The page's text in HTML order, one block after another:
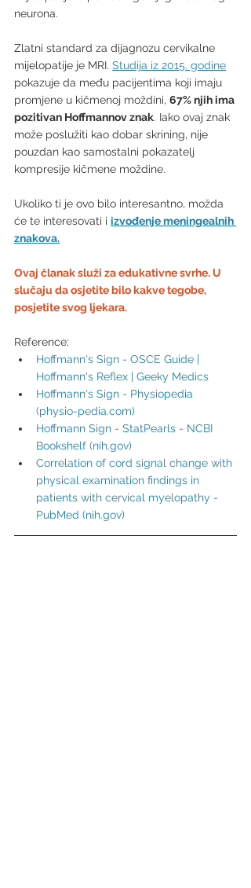
neurona.
Zlatni standard za dijagnozu cervikalne
mijelopatije je MRI. Studija iz 2015. godine
pokazuje da među pacijentima koji imaju
promjene u kičmenoj moždini, 67% njih ima
pozitivan Hoffmannov znak. Iako ovaj znak
može poslužiti kao dobar skrining, nije
pouzdan kao samostalni pokazatelj
kompresije kičmene moždine.
Ukoliko ti je ovo bilo interesantno, možda
će te interesovati i izvođenje meningealnih
znakova.
Ovaj članak služi za edukativne svrhe. U
slučaju da osjetite bilo kakve tegobe,
posjetite svog ljekara.
Reference:
Hoffmann's Sign - OSCE Guide |
Hoffmann's Reflex | Geeky Medics
Hoffmann's Sign - Physiopedia
(physio-pedia.com)
Hoffmann Sign - StatPearls - NCBI
Bookshelf (nih.gov)
Correlation of cord signal change with
physical examination findings in
patients with cervical myelopathy -
PubMed (nih.gov)